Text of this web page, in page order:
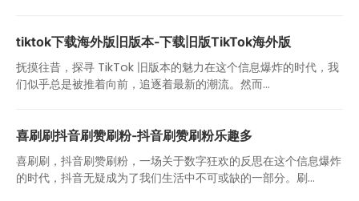
tiktok下载海外版旧版本-下载旧版TikTok海外版
抚摸往昔，探寻 TikTok 旧版本的魅力在这个信息爆炸的时代，我
们似乎总是被推着向前，追逐着最新的潮流。然而...
喜刷刷抖音刷赞刷粉-抖音刷赞刷粉乐趣多
喜刷刷，抖音刷赞刷粉，一场关于数字狂欢的反思在这个信息爆炸
的时代，抖音无疑成为了我们生活中不可或缺的一部分。刷...